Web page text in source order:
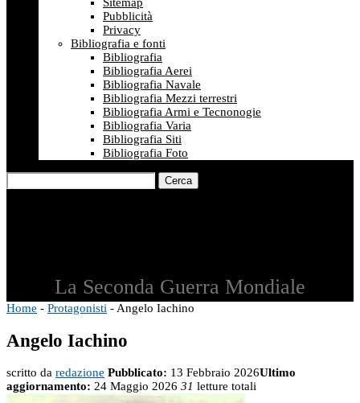
Pubblicità
Privacy
Bibliografia e fonti
Bibliografia
Bibliografia Aerei
Bibliografia Navale
Bibliografia Mezzi terrestri
Bibliografia Armi e Tecnonogie
Bibliografia Varia
Bibliografia Siti
Bibliografia Foto
Cerca
La Seconda Guerra Mondiale
Home - Protagonisti - Angelo Iachino
Angelo Iachino
scritto da redazione Pubblicato: 13 Febbraio 2026Ultimo
aggiornamento: 24 Maggio 2026 31 letture totali